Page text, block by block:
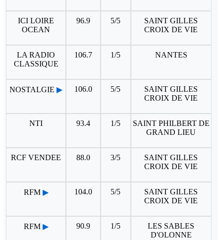
ICI LOIRE
OCEAN
96.9 5/5
SAINT GILLES
CROIX DE VIE
LA RADIO
CLASSIQUE
106.7 1/5 NANTES
NOSTALGIE ▶ 106.0 5/5
SAINT GILLES
CROIX DE VIE
NTI 93.4 1/5
SAINT PHILBERT DE
GRAND LIEU
RCF VENDEE 88.0 3/5
SAINT GILLES
CROIX DE VIE
RFM ▶ 104.0 5/5
SAINT GILLES
CROIX DE VIE
RFM ▶ 90.9 1/5
LES SABLES
D'OLONNE